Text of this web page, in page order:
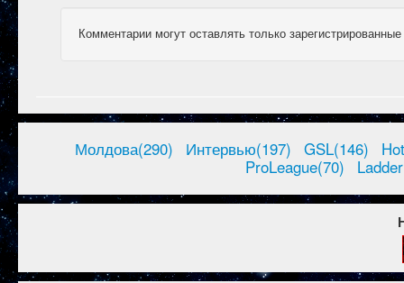
Комментарии могут оставлять только
Молдова(290) Интервью(197) GSL(146)
ProLeague(70)